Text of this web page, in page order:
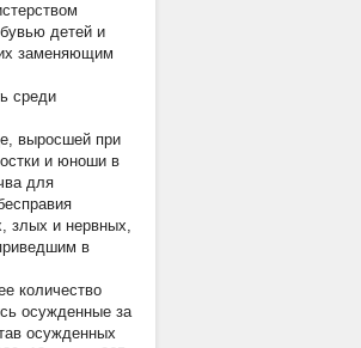
детей и
заменяющим
среди
выросшей при
и юноши в
для
злых и нервных,
в
количество
осужденные за
осужденных